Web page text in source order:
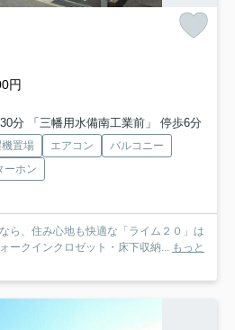
円
分 「三幡用水備南工業前」 停歩6分
置場 エアコン
バルコニー
ーホン
ら、住み心地も快適な「ライム２０」は
ークインクロゼット・床下収納...
もっと